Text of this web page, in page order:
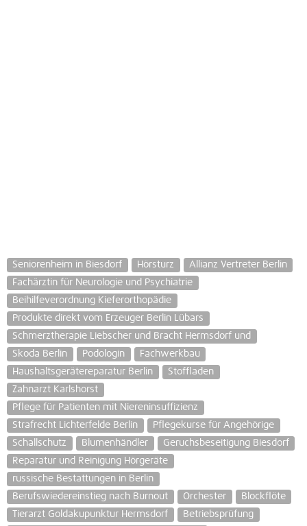
Seniorenheim in Biesdorf Hörsturz
Allianz Vertreter Berlin
Fachärztin für Neurologie und Psychiatrie
Beihilfeverordnung Kieferorthopädie
Produkte direkt vom Erzeuger Berlin Lübars
Schmerztherapie Liebscher und Bracht Hermsdorf und
Skoda Berlin
Podologin
Fachwerkbau
Haushaltsgerätereparatur Berlin
Stoffladen
Zahnarzt Karlshorst
Pflege für Patienten mit Niereninsuffizienz
Strafrecht Lichterfelde Berlin
Pflegekurse für Angehörige
Schallschutz
Blumenhändler
Geruchsbeseitigung Biesdorf
Reparatur und Reinigung Hörgeräte
russische Bestattungen in Berlin
Berufswiedereinstieg nach Burnout
Orchester
Blockflöte
Tierarzt Goldakupunktur Hermsdorf
Betriebsprüfung